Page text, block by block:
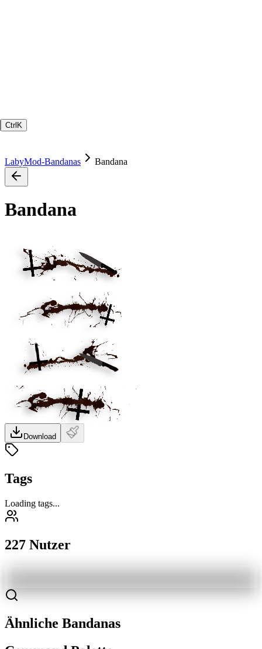
Ctrl K
LabyMod-Bandanas Bandana
Bandana
Download
Tags
Loading tags...
227 Nutzer
Ähnliche Bandanas